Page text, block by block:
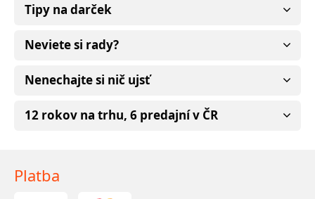
Tipy na darček
Neviete si rady?
Nenechajte si nič ujsť
12 rokov na trhu, 6 predajní v ČR
Platba